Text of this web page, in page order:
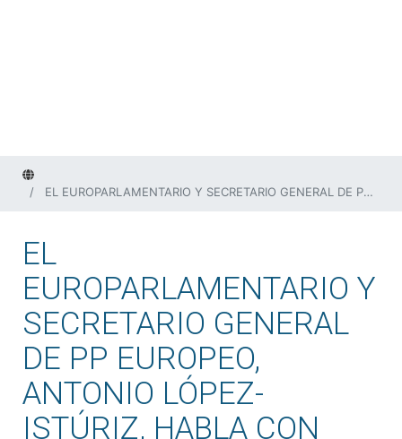
Home
EL EUROPARLAMENTARIO Y SECRETARIO GENERAL DE PP EUROPEO, ANTONIO LÓPEZ-ISTÚRIZ, HABLA CON NUESTROS ALUMNOS
EL
EUROPARLAMENTARIO Y
SECRETARIO GENERAL
DE PP EUROPEO,
ANTONIO LÓPEZ-
ISTÚRIZ, HABLA CON